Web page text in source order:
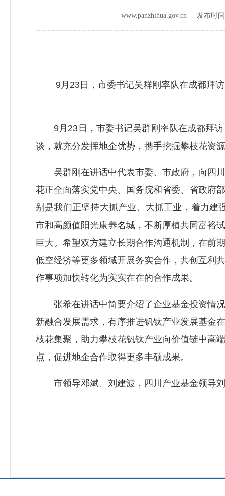
www.panzhihua.gov.cn 发布时
9月23日，市委书记吴群刚率队在成都拜访
9月23日，市委书记吴群刚率队在成都拜访
谈，就充分发挥地企优势，携手挖掘攀枝花资
吴群刚在讲话中代表市委、市政府，向四川
花正全面落实党中央、国务院和省委、省政府
别是我们正坚持大抓产业、大抓工业，着力建
市和高颜值阳光康养名城，不断厚植共同富裕
巨大。希望双方建立长期合作沟通机制，在前
低空经济等更多领域开展务实合作，共创互利
作事项加快转化为实实在在的合作成果。
张希在讲话中简要介绍了企业基金投资情况
新融合发展需求，有序推进钒钛产业发展基金
枝花集聚，助力攀枝花钒钛产业向价值链中高
点，促进地企合作取得更多丰硕成果。
市领导邓斌、刘建波，四川产业基金领导刘